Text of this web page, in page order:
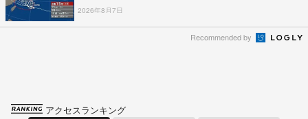
2026年8月7日
Recommended by
アクセスランキング